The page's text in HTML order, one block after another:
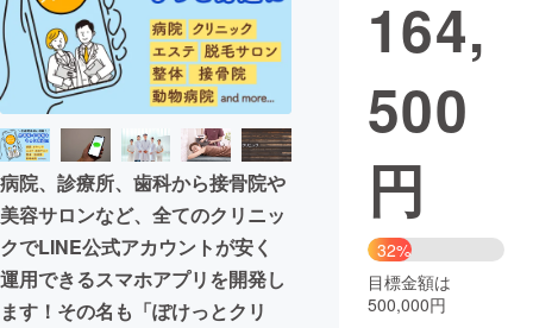
映像・映画 書籍・雑誌
ビジネス・起業 チャレンジ
まちづくり・地域活性化
CAMPFIRE for Social Good
CAMPFIRE Creation
CAMPFIREふるさと納税 machi-ya コミュニティ
病院、診療所、歯科から接骨院や
美容サロンなど、全てのクリニッ
クでLINE公式アカウントが安く
運用できるスマホアプリを開発し
ます！その名も「ぽけっとクリ
164,
500
円
32%
目標金額は
500,000円